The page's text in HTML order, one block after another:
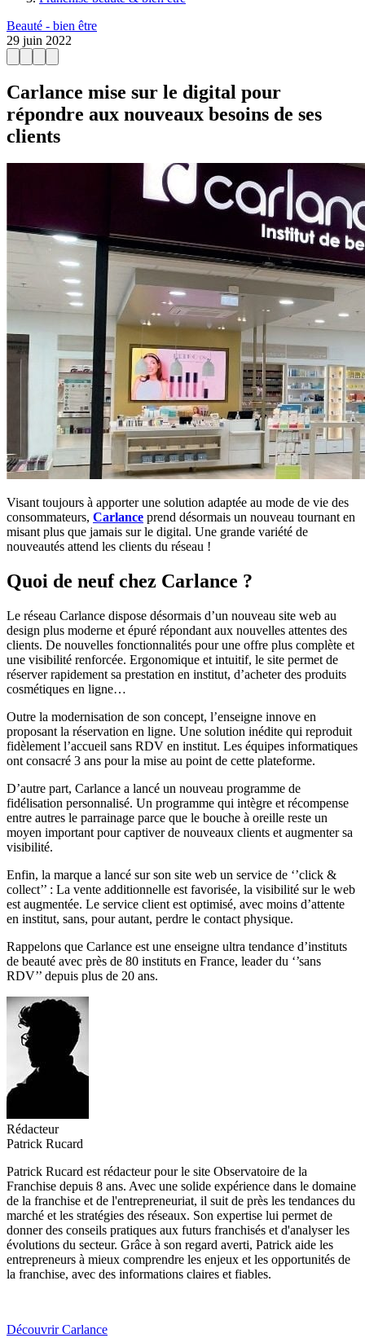
Beauté - bien être
29 juin 2022
Carlance mise sur le digital pour
répondre aux nouveaux besoins de ses
clients
Visant toujours à apporter une solution adaptée au mode de vie des
consommateurs, Carlance prend désormais un nouveau tournant en
misant plus que jamais sur le digital. Une grande variété de
nouveautés attend les clients du réseau !
Quoi de neuf chez Carlance ?
Le réseau Carlance dispose désormais d’un nouveau site web au
design plus moderne et épuré répondant aux nouvelles attentes des
clients. De nouvelles fonctionnalités pour une offre plus complète et
une visibilité renforcée. Ergonomique et intuitif, le site permet de
réserver rapidement sa prestation en institut, d’acheter des produits
cosmétiques en ligne…
Outre la modernisation de son concept, l’enseigne innove en
proposant la réservation en ligne. Une solution inédite qui reproduit
fidèlement l’accueil sans RDV en institut. Les équipes informatiques
ont consacré 3 ans pour la mise au point de cette plateforme.
D’autre part, Carlance a lancé un nouveau programme de
fidélisation personnalisé. Un programme qui intègre et récompense
entre autres le parrainage parce que le bouche à oreille reste un
moyen important pour captiver de nouveaux clients et augmenter sa
visibilité.
Enfin, la marque a lancé sur son site web un service de ‘’click &
collect’’ : La vente additionnelle est favorisée, la visibilité sur le web
est augmentée. Le service client est optimisé, avec moins d’attente
en institut, sans, pour autant, perdre le contact physique.
Rappelons que Carlance est une enseigne ultra tendance d’instituts
de beauté avec près de 80 instituts en France, leader du ‘’sans
RDV’’ depuis plus de 20 ans.
Rédacteur
Patrick Rucard
Patrick Rucard est rédacteur pour le site Observatoire de la
Franchise depuis 8 ans. Avec une solide expérience dans le domaine
de la franchise et de l'entrepreneuriat, il suit de près les tendances du
marché et les stratégies des réseaux. Son expertise lui permet de
donner des conseils pratiques aux futurs franchisés et d'analyser les
évolutions du secteur. Grâce à son regard averti, Patrick aide les
entrepreneurs à mieux comprendre les enjeux et les opportunités de
la franchise, avec des informations claires et fiables.
Découvrir Carlance